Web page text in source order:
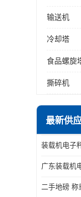
输送机
冷却塔
食品螺旋
撕碎机
最新供